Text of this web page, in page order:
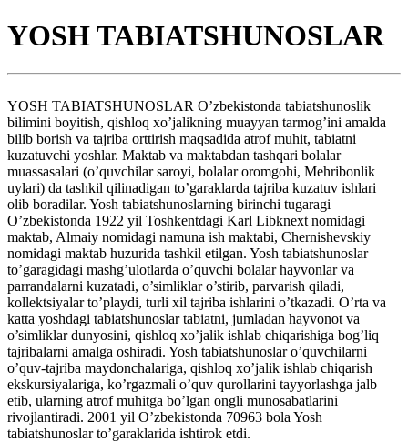
YOSH TABIATSHUNOSLAR
YOSH TABIATSHUNOSLAR O’zbekistonda tabiatshunoslik
bilimini boyitish, qishloq xo’jalikning muayyan tarmog’ini amalda
bilib borish va tajriba orttirish maqsadida atrof muhit, tabiatni
kuzatuvchi yoshlar. Maktab va maktabdan tashqari bolalar
muassasalari (o’quvchilar saroyi, bolalar oromgohi, Mehribonlik
uylari) da tashkil qilinadigan to’garaklarda tajriba kuzatuv ishlari
olib boradilar. Yosh tabiatshunoslarning birinchi tugaragi
O’zbekistonda 1922 yil Toshkentdagi Karl Libknext nomidagi
maktab, Almaiy nomidagi namuna ish maktabi, Chernishevskiy
nomidagi maktab huzurida tashkil etilgan. Yosh tabiatshunoslar
to’garagidagi mashg’ulotlarda o’quvchi bolalar hayvonlar va
parrandalarni kuzatadi, o’simliklar o’stirib, parvarish qiladi,
kollektsiyalar to’playdi, turli xil tajriba ishlarini o’tkazadi. O’rta va
katta yoshdagi tabiatshunoslar tabiatni, jumladan hayvonot va
o’simliklar dunyosini, qishloq xo’jalik ishlab chiqarishiga bog’liq
tajribalarni amalga oshiradi. Yosh tabiatshunoslar o’quvchilarni
o’quv-tajriba maydonchalariga, qishloq xo’jalik ishlab chiqarish
ekskursiyalariga, ko’rgazmali o’quv qurollarini tayyorlashga jalb
etib, ularning atrof muhitga bo’lgan ongli munosabatlarini
rivojlantiradi. 2001 yil O’zbekistonda 70963 bola Yosh
tabiatshunoslar to’garaklarida ishtirok etdi.